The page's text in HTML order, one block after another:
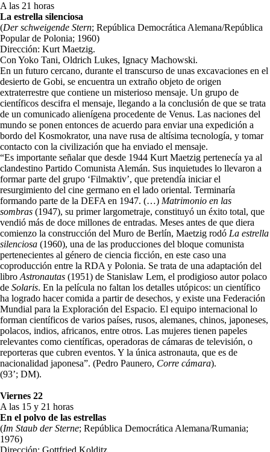
A las 21 horas
La estrella silenciosa
(Der schweigende Stern; República Democrática Alemana/República
Popular de Polonia; 1960)
Dirección: Kurt Maetzig.
Con Yoko Tani, Oldrich Lukes, Ignacy Machowski.
En un futuro cercano, durante el transcurso de unas excavaciones en el
desierto de Gobi, se encuentra un extraño objeto de origen
extraterrestre que contiene un misterioso mensaje. Un grupo de
científicos descifra el mensaje, llegando a la conclusión de que se trata
de un comunicado alienígena procedente de Venus. Las naciones del
mundo se ponen entonces de acuerdo para enviar una expedición a
bordo del Kosmokrator, una nave rusa de altísima tecnología, y tomar
contacto con la civilización que ha enviado el mensaje.
“Es importante señalar que desde 1944 Kurt Maetzig pertenecía ya al
clandestino Partido Comunista Alemán. Sus inquietudes lo llevaron a
formar parte del grupo ‘Filmaktiv’, que pretendía iniciar el
resurgimiento del cine germano en el lado oriental. Terminaría
formando parte de la DEFA en 1947. (…) Matrimonio en las
sombras (1947), su primer largometraje, constituyó un éxito total, que
vendió más de doce millones de entradas. Meses antes de que diera
comienzo la construcción del Muro de Berlín, Maetzig rodó La estrella
silenciosa (1960), una de las producciones del bloque comunista
pertenecientes al género de ciencia ficción, en este caso una
coproducción entre la RDA y Polonia. Se trata de una adaptación del
libro Astronautas (1951) de Stanislaw Lem, el prodigioso autor polaco
de Solaris. En la película no faltan los detalles utópicos: un científico
ha logrado hacer comida a partir de desechos, y existe una Federación
Mundial para la Exploración del Espacio. El equipo internacional lo
forman científicos de varios países, rusos, alemanes, chinos, japoneses,
polacos, indios, africanos, entre otros. Las mujeres tienen papeles
relevantes como científicas, operadoras de cámaras de televisión, o
reporteras que cubren eventos. Y la única astronauta, que es de
nacionalidad japonesa”. (Pedro Paunero, Corre cámara).
(93’; DM).
Viernes 22
A las 15 y 21 horas
En el polvo de las estrellas
(Im Staub der Sterne; República Democrática Alemana/Rumania;
1976)
Dirección: Gottfried Kolditz.